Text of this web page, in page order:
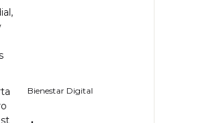
Bienestar Digital